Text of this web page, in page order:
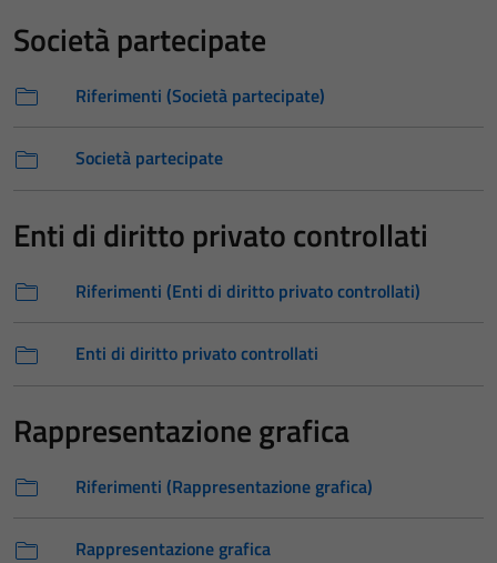
Società partecipate
Riferimenti (Società partecipate)
Società partecipate
Enti di diritto privato controllati
Riferimenti (Enti di diritto privato controllati)
Enti di diritto privato controllati
Rappresentazione grafica
Riferimenti (Rappresentazione grafica)
Rappresentazione grafica